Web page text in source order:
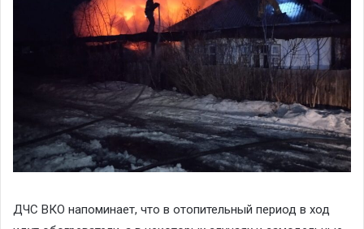
ДЧС ВКО напоминает, что в отопительный период в ход